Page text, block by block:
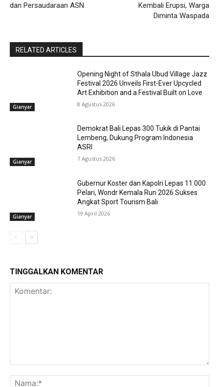
dan Persaudaraan ASN
Kembali Erupsi, Warga
Diminta Waspada
RELATED ARTICLES
Gianyar
Opening Night of Sthala Ubud Village Jazz
Festival 2026 Unveils First-Ever Upcycled
Art Exhibition and a Festival Built on Love
8 Agustus 2026
Gianyar
Demokrat Bali Lepas 300 Tukik di Pantai
Lembeng, Dukung Program Indonesia
ASRI
7 Agustus 2026
Gianyar
Gubernur Koster dan Kapolri Lepas 11.000
Pelari, Wondr Kemala Run 2026 Sukses
Angkat Sport Tourism Bali
19 April 2026
TINGGALKAN KOMENTAR